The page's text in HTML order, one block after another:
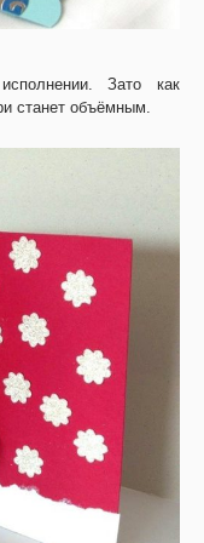
Зато как
станет объёмным.